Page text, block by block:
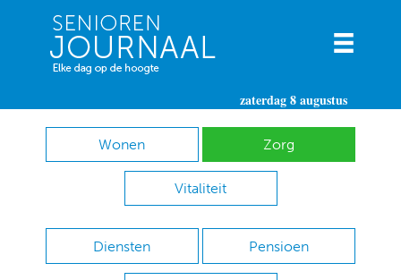
zaterdag 8 augustus
Wonen Zorg
Vitaliteit
Diensten Pensioen